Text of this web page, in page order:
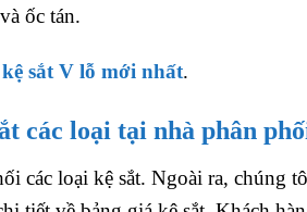
ốc tán.
sắt V lỗ mới nhất.
các loại tại nhà phân
các loại kệ sắt. Ngoài ra, chúng